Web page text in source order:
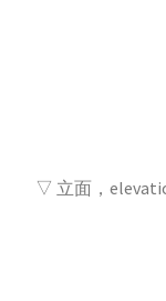
▽ 立面，